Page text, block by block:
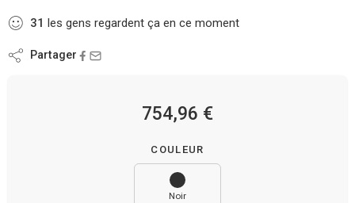
31 les gens regardent ça en ce moment
Partager
754,96 €
COULEUR
Noir